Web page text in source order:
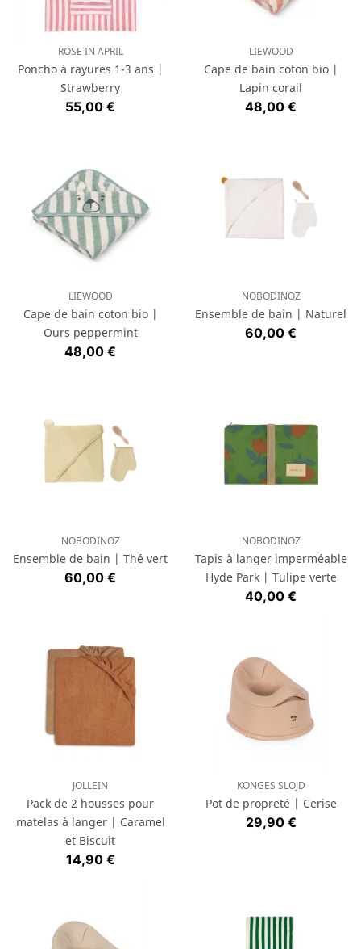
ROSE IN APRIL
Poncho à rayures 1-3 ans |
Strawberry
Prix
55,00 €
LIEWOOD
Cape de bain coton bio |
Lapin corail
Prix
48,00 €
LIEWOOD
Cape de bain coton bio |
Ours peppermint
Prix
48,00 €
NOBODINOZ
Ensemble de bain | Naturel
Prix
60,00 €
NOBODINOZ
Ensemble de bain | Thé vert
Prix
60,00 €
NOBODINOZ
Tapis à langer imperméable
Hyde Park | Tulipe verte
Prix
40,00 €
JOLLEIN
Pack de 2 housses pour
matelas à langer | Caramel
et Biscuit
Prix
14,90 €
KONGES SLOJD
Pot de propreté | Cerise
Prix
29,90 €